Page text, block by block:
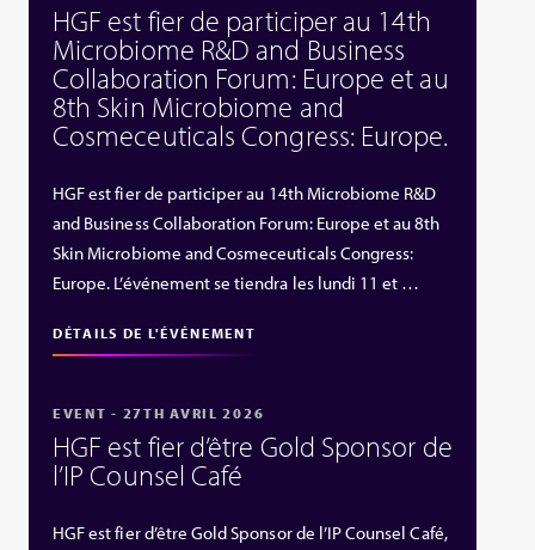
HGF est fier de participer au 14th
Microbiome R&D and Business
Collaboration Forum: Europe et au
8th Skin Microbiome and
Cosmeceuticals Congress: Europe.
HGF est fier de participer au 14th Microbiome R&D
and Business Collaboration Forum: Europe et au 8th
Skin Microbiome and Cosmeceuticals Congress:
Europe. L’événement se tiendra les lundi 11 et …
DÉTAILS DE L'ÉVÉNEMENT
EVENT - 27TH AVRIL 2026
HGF est fier d’être Gold Sponsor de
l’IP Counsel Café
HGF est fier d’être Gold Sponsor de l’IP Counsel Café,